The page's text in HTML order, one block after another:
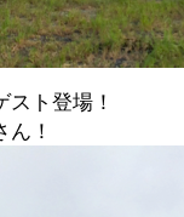
ト登場！
！